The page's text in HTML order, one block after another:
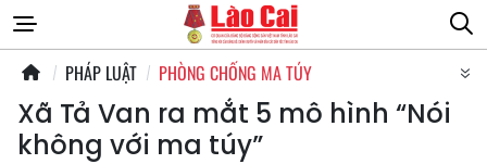
PHÁP LUẬT PHÒNG CHỐNG MA TÚY
Xã Tả Van ra mắt 5 mô hình “Nói
không với ma túy”